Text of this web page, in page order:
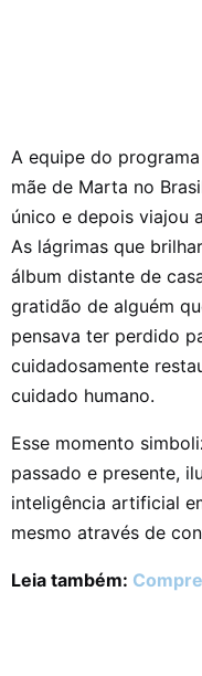
A equipe do
mãe de Marta no
único e depois viajou
As lágrimas que
álbum distante de
gratidão de alguém
pensava ter perdido
cuidadosamente
cuidado humano.
Esse momento
passado e presente,
inteligência artificial
mesmo através de
Leia também: